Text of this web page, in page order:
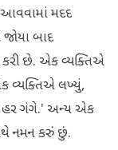
મદદ
બાદ
કરી છે. એક વ્યક્તિએ
વ્યક્તિએ લખ્યું,
હર ગંગે.' અન્ય એક
નમન કરું છું.